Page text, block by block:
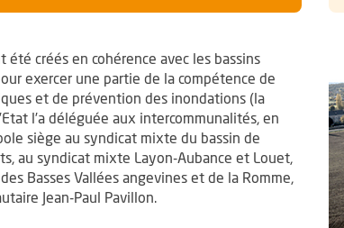
été créés en cohérence avec les bassins
exercer une partie de la compétence de
et de prévention des inondations (la
l’a déléguée aux intercommunalités, en
siège au syndicat mixte du bassin de
au syndicat mixte Layon-Aubance et Louet,
Basses Vallées angevines et de la Romme,
Jean-Paul Pavillon.